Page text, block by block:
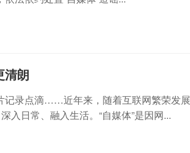
清朗
记录点滴……近年来，随着互联网繁荣发
入日常、融入生活。“自媒体”是因网...